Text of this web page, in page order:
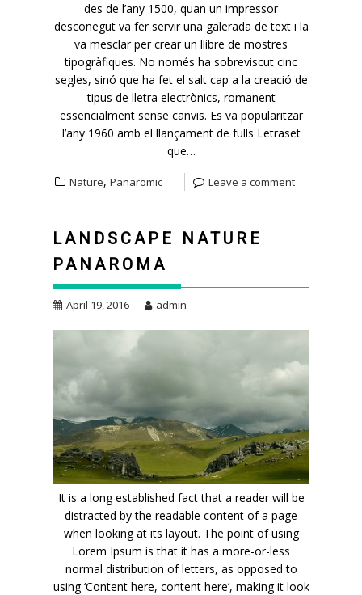
des de l’any 1500, quan un impressor
desconegut va fer servir una galerada de text i la
va mesclar per crear un llibre de mostres
tipogràfiques. No només ha sobreviscut cinc
segles, sinó que ha fet el salt cap a la creació de
tipus de lletra electrònics, romanent
essencialment sense canvis. Es va popularitzar
l’any 1960 amb el llançament de fulls Letraset
que…
Nature, Panaromic Leave a comment
LANDSCAPE NATURE
PANAROMA
April 19, 2016 admin
It is a long established fact that a reader will be
distracted by the readable content of a page
when looking at its layout. The point of using
Lorem Ipsum is that it has a more-or-less
normal distribution of letters, as opposed to
using ‘Content here, content here’, making it look